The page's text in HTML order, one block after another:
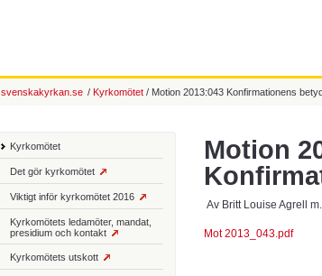
Motion
Av Britt Louise Agrell
Mot 2013_043.pdf
Kyrkomötet
Det gör kyrkomötet
Viktigt inför kyrkomötet 2016
Kyrkomötets ledamöter, mandat,
presidium och kontakt
Kyrkomötets utskott
svenskakyrkan.se / Kyrkomötet / Motion 2013:043 Konfirmationens